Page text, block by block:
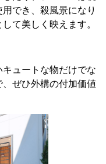
でき、殺風景になり
て美しく映えます。
ュートな物だけでな
ぜひ外構の付加価値